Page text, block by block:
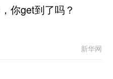
你get到了吗？
新华网